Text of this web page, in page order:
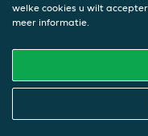
Bijgewerkte
Wij kunnen deze
reactie op
ontwikkelingen.
bijwerken, zullen wij
welke cookies u wilt
meer informatie.